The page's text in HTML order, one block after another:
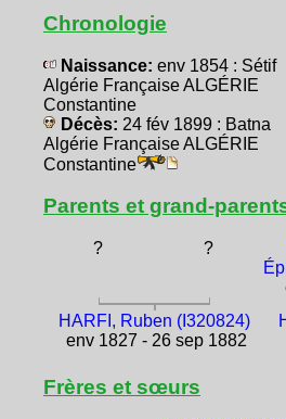
Chronologie
Naissance: env 1854 : Sétif
Algérie Française ALGÉRIE
Constantine
Décès: 24 fév 1899 : Batna
Algérie Française ALGÉRIE
Constantine
Parents et grand-
? ?
HARFI, Ruben (I320824)
env 1827 - 26 sep 1882
Frères et sœurs